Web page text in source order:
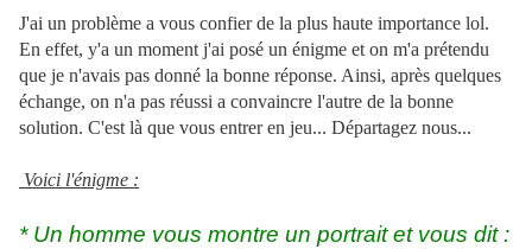
J'ai un problème a vous confier de la plus haute importance lol.
En effet, y'a un moment j'ai posé un énigme et on m'a prétendu
que je n'avais pas donné la bonne réponse. Ainsi, après quelques
échange, on n'a pas réussi a convaincre l'autre de la bonne
solution. C'est là que vous entrer en jeu... Départagez nous...
Voici l'énigme :
* Un homme vous montre un portrait et vous dit :